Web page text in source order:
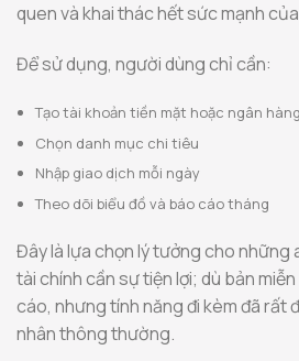
quen và khai thác hết sức mạnh
Để sử dụng, người dùng chỉ cần:
Tạo tài khoản tiền mặt hoặc ngân hàng
Chọn danh mục chi tiêu
Nhập giao dịch mỗi ngày
Theo dõi biểu đồ và báo cáo tháng
Đây là lựa chọn lý tưởng cho những
tài chính cần sự tiện lợi; dù bản
cáo, nhưng tính năng đi kèm đã rất
nhân thông thường.